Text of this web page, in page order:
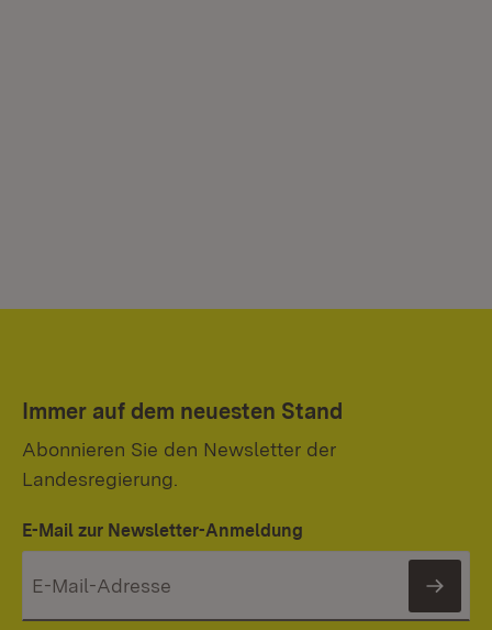
Immer auf dem neuesten Stand
Abonnieren Sie den Newsletter der
Landesregierung.
E-Mail zur Newsletter-Anmeldung